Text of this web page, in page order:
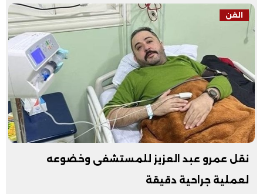
الفن
نقل عمرو عبد العزيز للمستشفى وخضوعه
لعملية جراحية دقيقة